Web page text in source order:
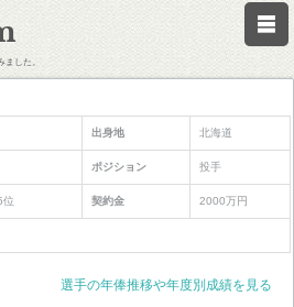
した。
出身地 北海道
ポジション 投手
位 契約金 2000万円
選手の年俸推移や年度別成績を見る